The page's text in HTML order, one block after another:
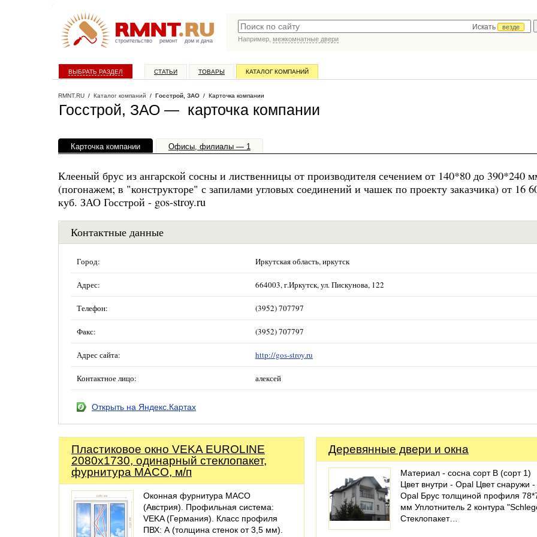
строительство ремонт дом и дача
Искать
везде
Например, межкомнатные двери
ВЫБРАТЬ РАЗДЕЛ СТАТЬИ ТОВАРЫ КАТАЛОГ КОМПАНИЙ
RMNT.RU / Каталог компаний / Госстрой, ЗАО / Карточка компании
Госстрой, ЗАО — карточка компании
Карточка компании Офисы, филиалы — 1
Клееный брус из ангарской сосны и лиственницы от производителя сечением от 140*80 до 390*240
(погонажем; в "конструкторе" с запилами угловых соединений и чашек по проекту заказчика) от 16
куб. ЗАО Госстрой - gos-stroy.ru
Контактные данные
Город: Иркутская область, иркутск
Адрес: 664003, г.Иркутск, ул. Пискунова, 122
Телефон: (3952) 707797
Факс: (3952) 707797
Адрес сайта: http://gos-stroy.ru
Контактное лицо: алексей
Открыть на Яндекс.Картах
Пластиковое окно VEKA EUROLINE
2080х1730, одинарный стеклопакет,
фурнитура MACO, м/п
Оконная фурнитура MACO
(Австрия). Профильная система:
VEKA (Германия). Класс профиля
ПВХ: А (толщина стенок от 3,5 мм).
Деревянные двери и окна
Материал - сосна сорт В (сорт 1)
Цвет внутри - Opal Цвет снаружи -
Opal Брус толщиной профиля
мм Уплотнитель 2 контура
Стеклопакет…